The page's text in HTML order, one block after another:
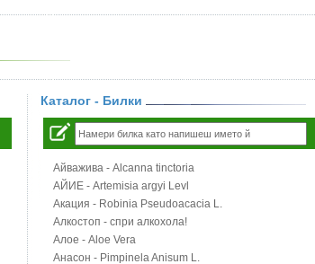
Каталог - Билки
Айважива - Alcanna tinctoria
АЙИЕ - Artemisia argyi Levl
Акация - Robinia Pseudoacacia L.
Алкостоп - спри алкохола!
Алое - Aloe Vera
Анасон - Pimpinela Anisum L.